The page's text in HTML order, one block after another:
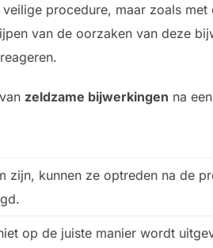
procedure, maar zoals
van de oorzaken van deze
zeldzame bijwerkingen na
zijn, kunnen ze optreden na de
op de juiste manier wordt